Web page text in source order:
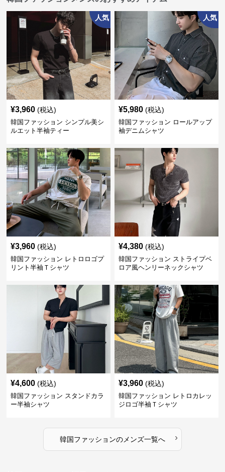
人気
¥3,960 (税込)
韓国ファッション シンプル美シ
ルエット半袖ティー
人気
¥5,980 (税込)
韓国ファッション ロールアップ
袖デニムシャツ
¥3,960 (税込)
韓国ファッション レトロロゴプ
リント半袖Ｔシャツ
¥4,380 (税込)
韓国ファッション ストライプベ
ロア風ヘンリーネックシャツ
¥4,600 (税込)
韓国ファッション スタンドカラ
ー半袖シャツ
¥3,960 (税込)
韓国ファッション レトロカレッ
ジロゴ半袖Ｔシャツ
韓国ファッションのメンズ一覧へ ›